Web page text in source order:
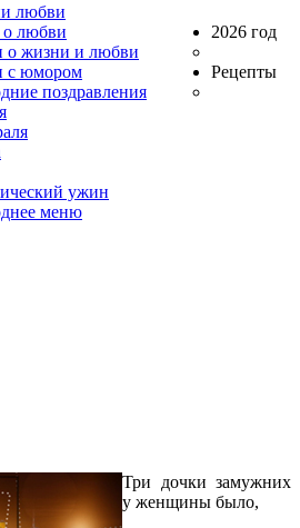
любви
о любви
о жизни и любви
с юмором
2026 год
поздравления
Рецепты
ужин
меню
Три дочки замужних
у женщины было,